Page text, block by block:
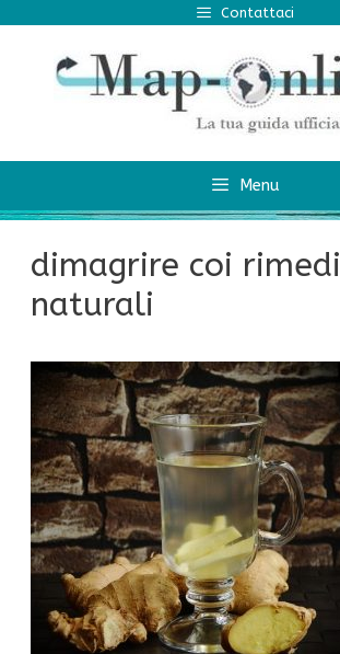
contenuto
Contattaci
Menu
dimagrire coi rimedi
naturali